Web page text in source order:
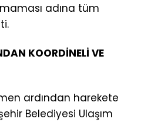
adına tüm
KOORDİNELİ VE
ardından harekete
Belediyesi Ulaşım